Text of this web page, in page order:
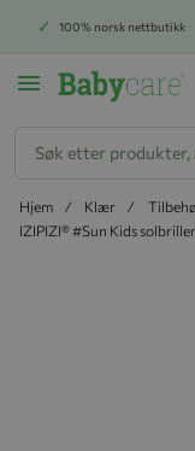
100% norsk nettbutikk
Hjem Klær
IZIPIZI® #Sun Kids